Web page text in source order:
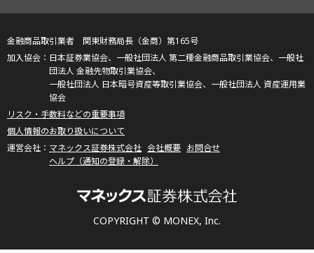
COPYRIGHT © MONEX, Inc.
金融商品取引業者 関東財務局長（金商）第165号
日本証券業協会、一般社団法人 第二種金融商品取引業協会、一般社
団法人 金融先物取引業協会、
一般社団法人 日本暗号資産等取引業協会、一般社団法人 資産運用業
協会
リスク・手数料などの重要事項
個人情報のお取り扱いについて
マネックス証券株式会社 会社概要 お問合せ
ヘルプ（通知の登録・解除）